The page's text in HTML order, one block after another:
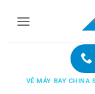
VÉ MÁY BAY CHINA